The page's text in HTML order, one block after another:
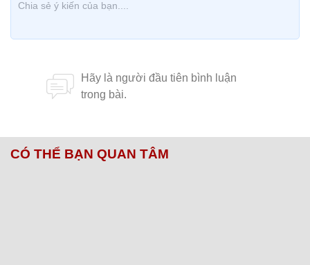
CÓ THỂ BẠN QUAN TÂM